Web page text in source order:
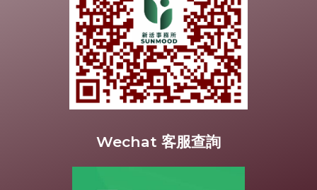
Wechat 客服查詢